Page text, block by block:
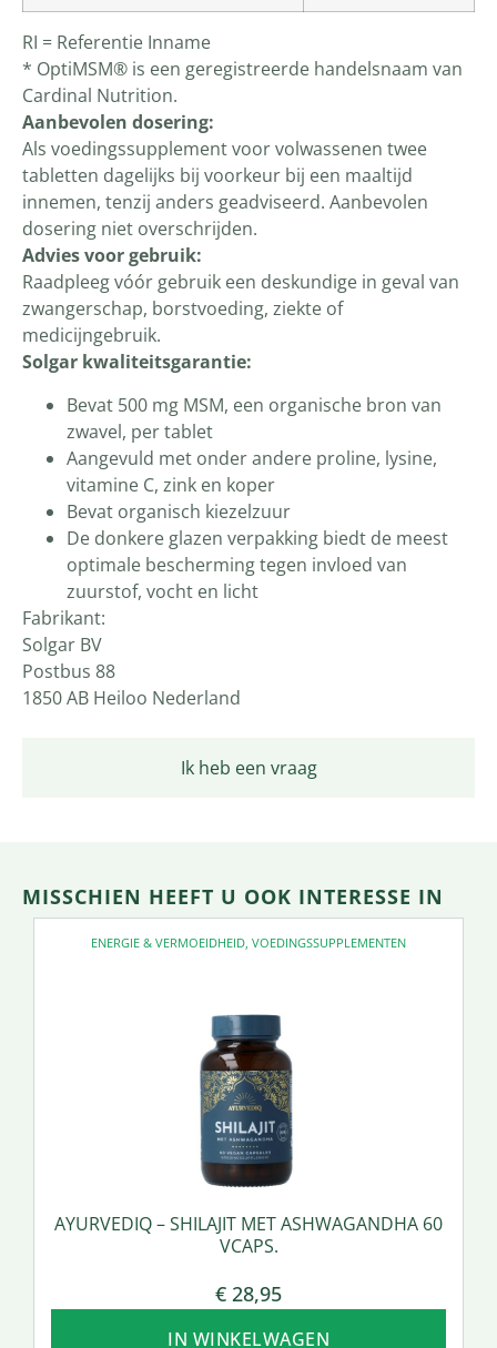
Ik heb een vraag
RI = Referentie Inname
* OptiMSM® is een geregistreerde handelsnaam van
Cardinal Nutrition.
Aanbevolen dosering:
Als voedingssupplement voor volwassenen twee
tabletten dagelijks bij voorkeur bij een maaltijd
innemen, tenzij anders geadviseerd. Aanbevolen
dosering niet overschrijden.
Advies voor gebruik:
Raadpleeg vóór gebruik een deskundige in geval van
zwangerschap, borstvoeding, ziekte of
medicijngebruik.
Solgar kwaliteitsgarantie:
Bevat 500 mg MSM, een organische bron van
zwavel, per tablet
Aangevuld met onder andere proline, lysine,
vitamine C, zink en koper
Bevat organisch kiezelzuur
De donkere glazen verpakking biedt de meest
optimale bescherming tegen invloed van
zuurstof, vocht en licht
Fabrikant:
Solgar BV
Postbus 88
1850 AB Heiloo Nederland
MISSCHIEN HEEFT U OOK INTERESSE IN
ENERGIE & VERMOEIDHEID, VOEDINGSSUPPLEMENTEN
AYURVEDIQ – SHILAJIT MET ASHWAGANDHA 60
VCAPS.
€ 28,95
IN WINKELWAGEN